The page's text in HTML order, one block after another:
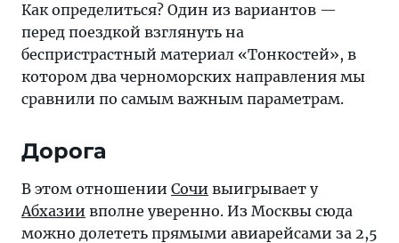
хороших
и
плохих
отзывов
отдыхающие
примерно
Как
определиться?
Как определиться? Один из вариантов —
перед поездкой взглянуть на
беспристрастный материал «Тонкостей», в
котором два черноморских направления мы
сравнили по самым важным параметрам.
Дорога
В этом отношении Сочи выигрывает у
Абхазии вполне уверенно. Из Москвы сюда
можно долететь прямыми авиарейсами за 2,5